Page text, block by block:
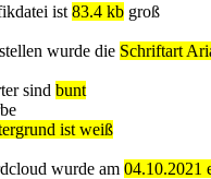
ist 83.4 kb groß
wurde die Schriftart
sind bunt
ist weiß
wurde am 04.10.2021